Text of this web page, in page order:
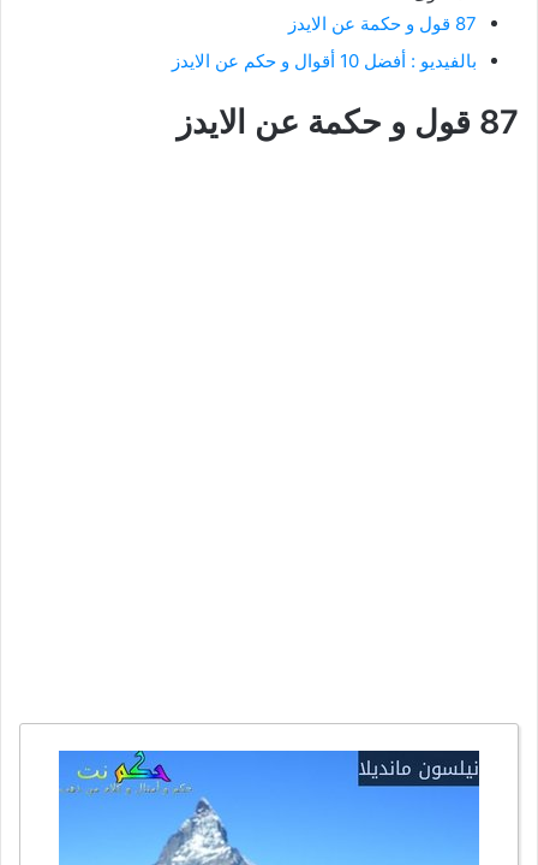
87 قول و حكمة عن الايدز
بالفيديو : أفضل 10 أقوال و حكم عن الايدز
87 قول و حكمة عن الايدز